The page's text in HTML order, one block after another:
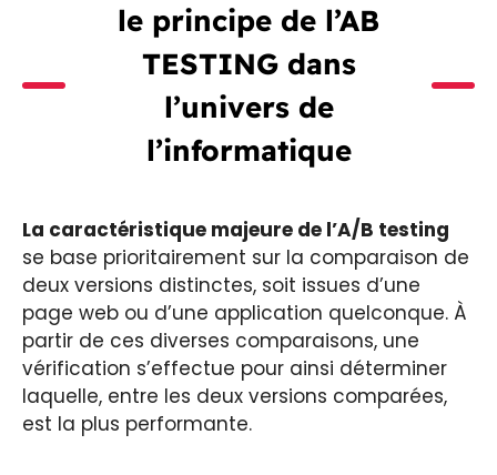
le principe de l’AB
TESTING dans
l’univers de
l’informatique
La caractéristique majeure de l’A/B testing
se base prioritairement sur la comparaison de
deux versions distinctes, soit issues d’une
page web ou d’une application quelconque. À
partir de ces diverses comparaisons, une
vérification s’effectue pour ainsi déterminer
laquelle, entre les deux versions comparées,
est la plus performante.